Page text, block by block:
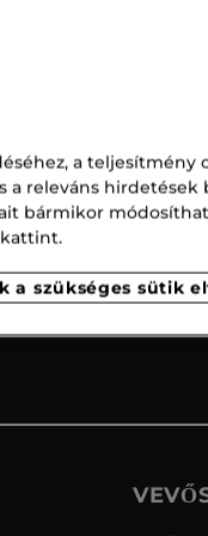
a teljesítmény
a releváns
bármikor
a szükséges sütik